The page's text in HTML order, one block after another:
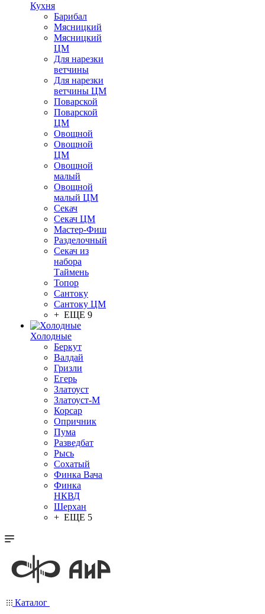
Кухня
Барибал
Мясницкий
Мясницкий
ЦМ
Для нарезки
ветчины
Для нарезки
ветчины ЦМ
Поварской
Поварской
ЦМ
Овощной
Овощной
ЦМ
Овощной
малый
Овощной
малый ЦМ
Секач
Секач ЦМ
Мастер-Фиш
Разделочный
Секач из
набора
Таймень
Топор
Сантоку
Сантоку ЦМ
+ ЕЩЕ 9
Холодные
Беркут
Валдай
Гризли
Егерь
Златоуст
Златоуст-М
Корсар
Опричник
Пума
Разведбат
Рысь
Сохатый
Финка Вача
Финка
НКВД
Шерхан
+ ЕЩЕ 5
Каталог